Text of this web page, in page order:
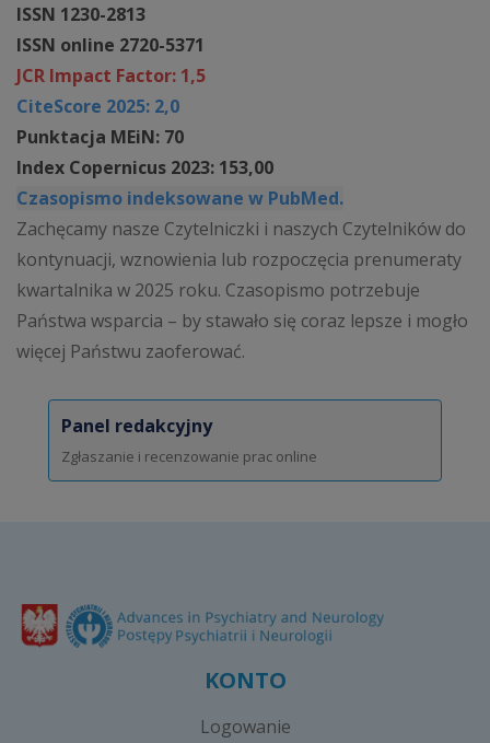
ISSN 1230-2813
ISSN online 2720-5371
JCR Impact Factor: 1,5
CiteScore 2025: 2,0
Punktacja MEiN: 70
Index Copernicus 2023: 153,00
Czasopismo indeksowane w PubMed.
Zachęcamy nasze Czytelniczki i naszych Czytelników do
kontynuacji, wznowienia lub rozpoczęcia prenumeraty
kwartalnika w 2025 roku. Czasopismo potrzebuje
Państwa wsparcia – by stawało się coraz lepsze i mogło
więcej Państwu zaoferować.
Panel redakcyjny
Zgłaszanie i recenzowanie prac online
KONTO
Logowanie